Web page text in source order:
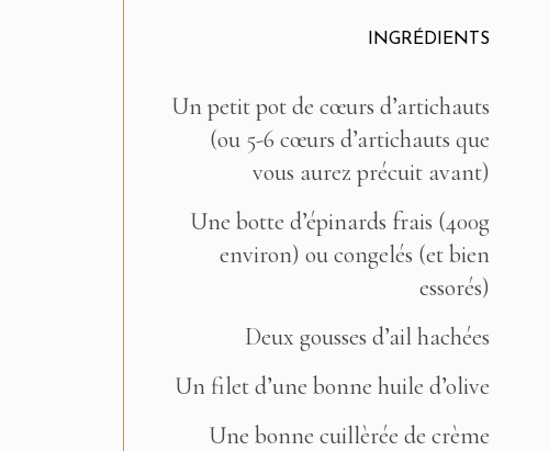
INGRÉDIENTS
Un petit pot de cœurs d’artichauts
(ou 5-6 cœurs d’artichauts que
vous aurez précuit avant)
Une botte d’épinards frais (400g
environ) ou congelés (et bien
essorés)
Deux gousses d’ail hachées
Un filet d’une bonne huile d’olive
Une bonne cuillèrée de crème